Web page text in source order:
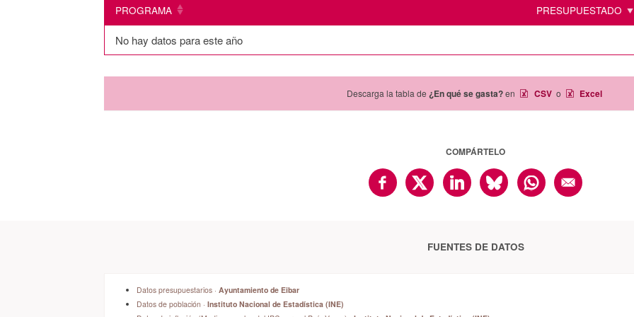
PROGRAMA PRESUPUESTADO
No hay datos para este año
Descarga la tabla de ¿En qué se gasta?en CSV o Excel
COMPÁRTELO
FUENTES DE DATOS
Datos presupuestarios · Ayuntamiento de Eibar
Datos de población · Instituto Nacional de Estadística (INE)